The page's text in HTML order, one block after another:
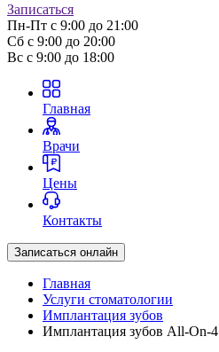
Записаться
Пн-Пт с 9:00 до 21:00
Сб с 9:00 до 20:00
Вс с 9:00 до 18:00
Главная
Врачи
Цены
Контакты
Записаться онлайн
Главная
Услуги стоматологии
Имплантация зубов
Имплантация зубов All-On-4